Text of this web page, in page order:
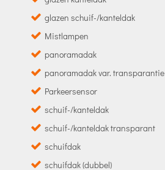
glazen schuif-/kanteldak
Mistlampen
panoramadak
panoramadak var. transparantie
Parkeersensor
schuif-/kanteldak
schuif-/kanteldak transparant
schuifdak
schuifdak (dubbel)